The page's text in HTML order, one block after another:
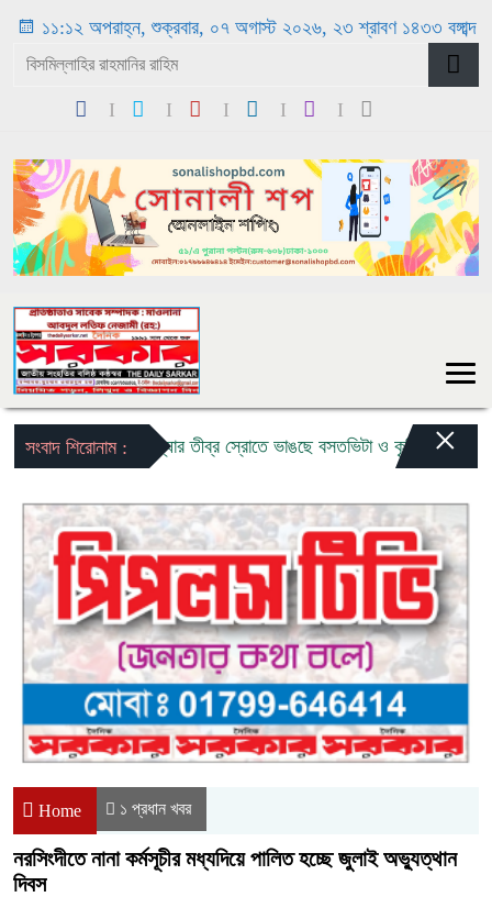
১১:১২ অপরাহ্ন, শুক্রবার, ০৭ অগাস্ট ২০২৬, ২৩ শ্রাবণ ১৪৩৩ বঙ্গাব্দ
সংবাদ শিরোনাম :বন্যার তীব্র স্রোতে ভাঙছে বসতভিটা ও কৃষি জমি: ৩
×
Home ১ প্রধান খবর
নরসিংদীতে নানা কর্মসূচীর মধ্যদিয়ে পালিত হচ্ছে জুলাই অভ্যুত্থান
দিবস